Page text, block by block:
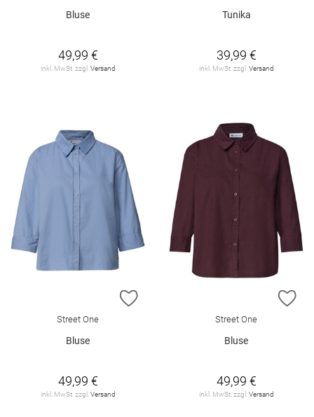
Bluse
49,99 €
inkl. MwSt. zzgl. Versand
Tunika
39,99 €
inkl. MwSt. zzgl. Versand
ZUR WUNSCHLISTE HINZUFÜGEN
Street One
Bluse
49,99 €
inkl. MwSt. zzgl. Versand
Street One
Bluse
49,99 €
inkl. MwSt. zzgl. Versand